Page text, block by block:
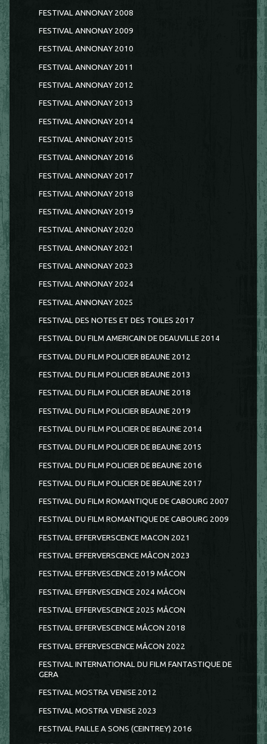
FESTIVAL ANNONAY 2008
FESTIVAL ANNONAY 2009
FESTIVAL ANNONAY 2010
FESTIVAL ANNONAY 2011
FESTIVAL ANNONAY 2012
FESTIVAL ANNONAY 2013
FESTIVAL ANNONAY 2014
FESTIVAL ANNONAY 2015
FESTIVAL ANNONAY 2016
FESTIVAL ANNONAY 2017
FESTIVAL ANNONAY 2018
FESTIVAL ANNONAY 2019
FESTIVAL ANNONAY 2020
FESTIVAL ANNONAY 2021
FESTIVAL ANNONAY 2023
FESTIVAL ANNONAY 2024
FESTIVAL ANNONAY 2025
FESTIVAL DES NOTES ET DES TOILES 2017
FESTIVAL DU FILM AMERICAIN DE DEAUVILLE 2014
FESTIVAL DU FILM POLICIER BEAUNE 2012
FESTIVAL DU FILM POLICIER BEAUNE 2013
FESTIVAL DU FILM POLICIER BEAUNE 2018
FESTIVAL DU FILM POLICIER BEAUNE 2019
FESTIVAL DU FILM POLICIER DE BEAUNE 2014
FESTIVAL DU FILM POLICIER DE BEAUNE 2015
FESTIVAL DU FILM POLICIER DE BEAUNE 2016
FESTIVAL DU FILM POLICIER DE BEAUNE 2017
FESTIVAL DU FILM ROMANTIQUE DE CABOURG 2007
FESTIVAL DU FILM ROMANTIQUE DE CABOURG 2009
FESTIVAL EFFERVERSCENCE MACON 2021
FESTIVAL EFFERVERSCENCE MÂCON 2023
FESTIVAL EFFERVESCENCE 2019 MÂCON
FESTIVAL EFFERVESCENCE 2024 MÂCON
FESTIVAL EFFERVESCENCE 2025 MÂCON
FESTIVAL EFFERVESCENCE MÂCON 2018
FESTIVAL EFFERVESCENCE MÂCON 2022
FESTIVAL INTERNATIONAL DU FILM FANTASTIQUE DE
GERA
FESTIVAL MOSTRA VENISE 2012
FESTIVAL MOSTRA VENISE 2023
FESTIVAL PAILLE A SONS (CEINTREY) 2016